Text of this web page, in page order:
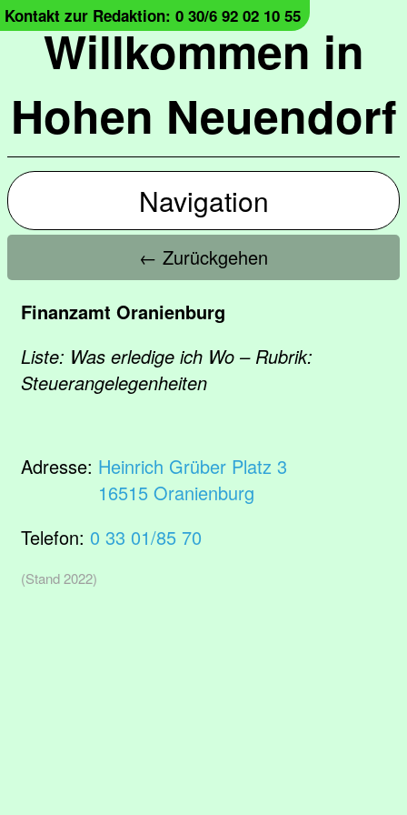
Willkommen in
Hohen Neuendorf
Kontakt zur Redaktion: 0 30/6 92 02 10 55
Navigation
← Zurückgehen
Finanzamt Oranienburg
Liste: Was erledige ich Wo – Rubrik:
Steuerangelegenheiten
Adresse: Heinrich Grüber Platz 3
16515 Oranienburg
Telefon: 0 33 01/85 70
(Stand 2022)